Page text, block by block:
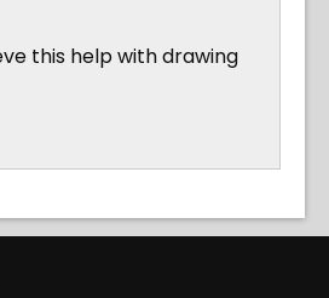
this help with drawing